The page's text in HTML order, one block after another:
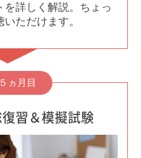
を詳しく解説。ちょっ
ただけます。
ヵ月目
習＆模擬試験